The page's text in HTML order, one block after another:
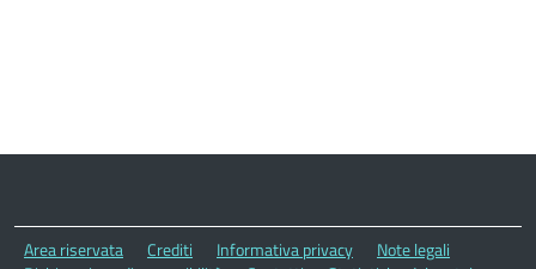
Area riservata Crediti Informativa privacy
Note legali